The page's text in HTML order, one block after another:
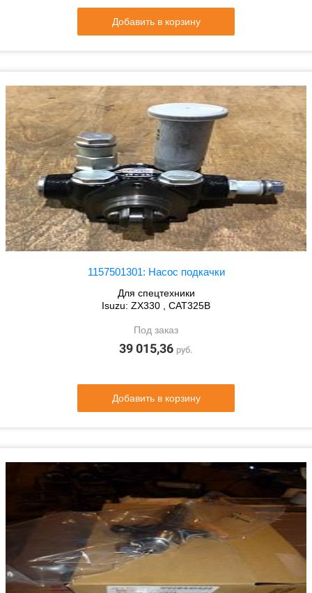
Добавить в корзину
1157501301: Насос подкачки
Для спецтехники
Isuzu: ZX330 , CAT325B
Под заказ
39 015,36 руб.
Добавить в корзину